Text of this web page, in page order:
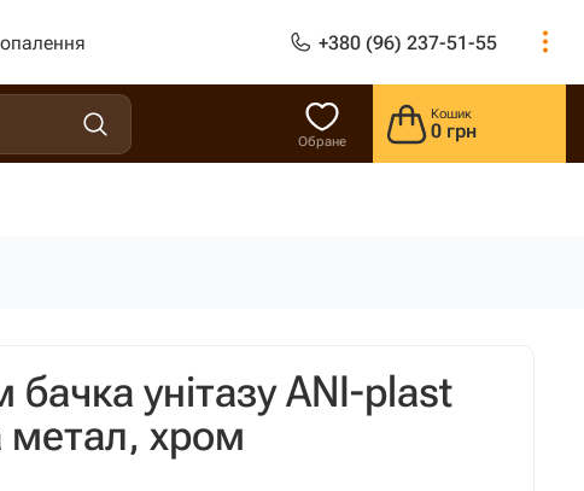
+380 (96) 237-51-55
Обране
Кошик
0 грн
унітазу ANI-plast
метал, хром